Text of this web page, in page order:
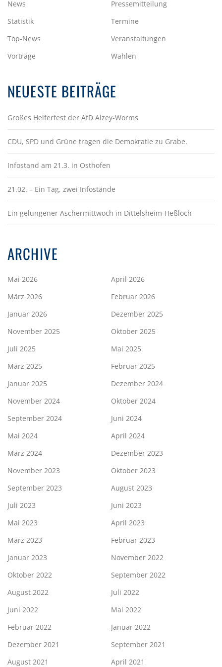
V
I
G
A
T
I
O
News
Pressemitteilung
Statistik
Termine
Top-News
Veranstaltungen
Vorträge
Wahlen
NEUESTE BEITRÄGE
Großes Helferfest der AfD Alzey-Worms
CDU, SPD und Grüne tragen die Demokratie zu Grabe.
Infostand am 21.3. in Osthofen
21.02. – Ein Tag, zwei Infostände
Ein gelungener Aschermittwoch in Dittelsheim-Heßloch
ARCHIVE
Mai 2026
April 2026
März 2026
Februar 2026
Januar 2026
Dezember 2025
November 2025
Oktober 2025
Juli 2025
Mai 2025
März 2025
Februar 2025
Januar 2025
Dezember 2024
November 2024
Oktober 2024
September 2024
Juni 2024
Mai 2024
April 2024
März 2024
Dezember 2023
November 2023
Oktober 2023
September 2023
August 2023
Juli 2023
Juni 2023
Mai 2023
April 2023
März 2023
Februar 2023
Januar 2023
November 2022
Oktober 2022
September 2022
August 2022
Juli 2022
Juni 2022
Mai 2022
Februar 2022
Januar 2022
Dezember 2021
September 2021
August 2021
April 2021